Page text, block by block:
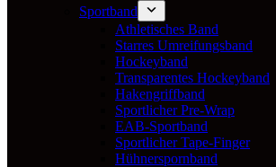
Sportband
Athletisches Band
Starres Umreifungsband
Hockeyband
Transparentes Hockeyband
Hakengriffband
Sportlicher Pre-Wrap
EAB-Sportband
Sportlicher Tape-Finger
Hühnerspornband